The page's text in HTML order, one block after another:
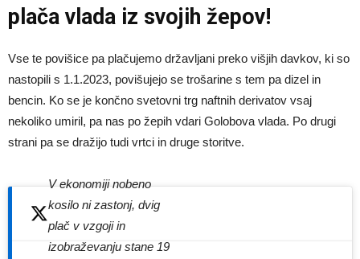
plača vlada iz svojih žepov!
Vse te povišice pa plačujemo državljani preko višjih davkov, ki so
nastopili s 1.1.2023, povišujejo se trošarine s tem pa dizel in
bencin. Ko se je končno svetovni trg naftnih derivatov vsaj
nekoliko umiril, pa nas po žepih vdari Golobova vlada. Po drugi
strani pa se dražijo tudi vrtci in druge storitve.
V ekonomiji nobeno
kosilo ni zastonj, dvig
plač v vzgoji in
izobraževanju stane 19